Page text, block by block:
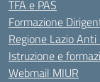
TFA e PAS
Formazione
Regione Lazio
Istruzione e
Webmail MIUR